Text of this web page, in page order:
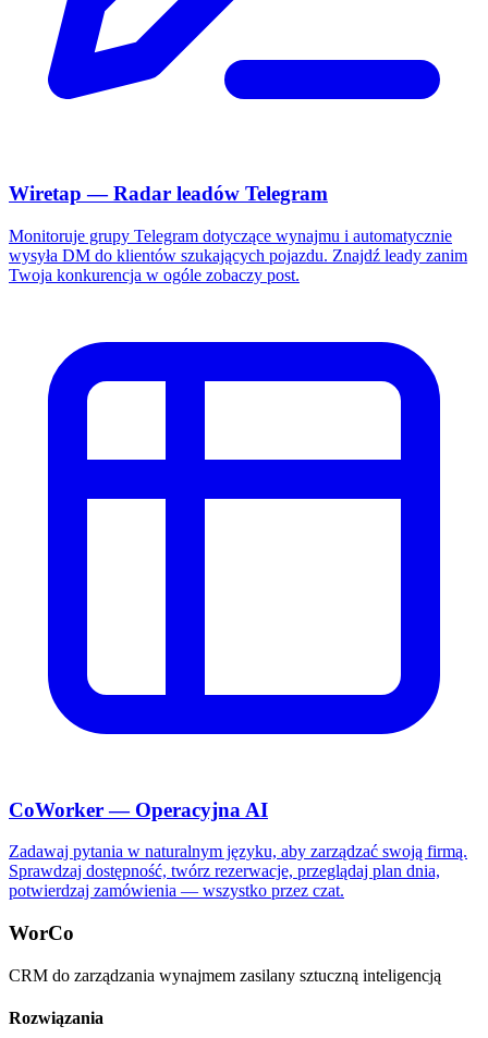
Wiretap — Radar leadów Telegram
Monitoruje grupy Telegram dotyczące wynajmu i automatycznie
wysyła DM do klientów szukających pojazdu. Znajdź leady zanim
Twoja konkurencja w ogóle zobaczy post.
CoWorker — Operacyjna AI
Zadawaj pytania w naturalnym języku, aby zarządzać swoją firmą.
Sprawdzaj dostępność, twórz rezerwacje, przeglądaj plan dnia,
potwierdzaj zamówienia — wszystko przez czat.
WorCo
CRM do zarządzania wynajmem zasilany sztuczną inteligencją
Rozwiązania